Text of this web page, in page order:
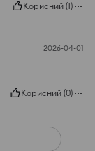
Корисний (1)
2026-04-01
Корисний (0)